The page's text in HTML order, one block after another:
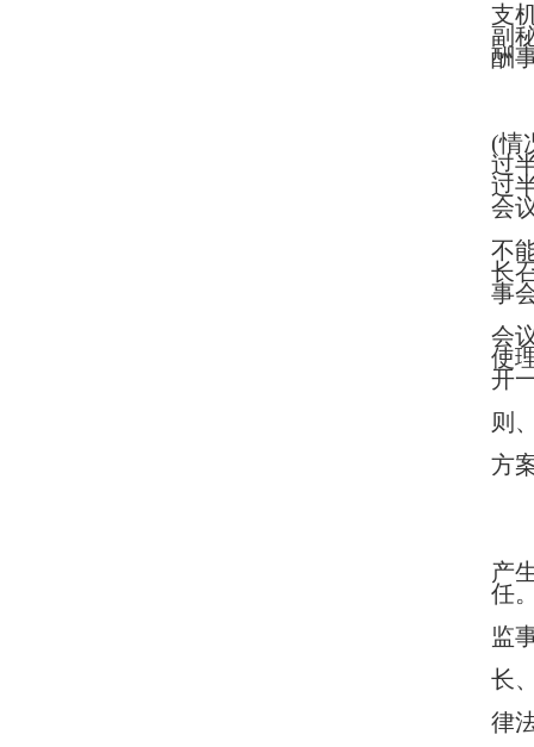
支
副
酬
(情
过
过
会
不
长
事
会
使
开
则
方
产
任
监
长
律